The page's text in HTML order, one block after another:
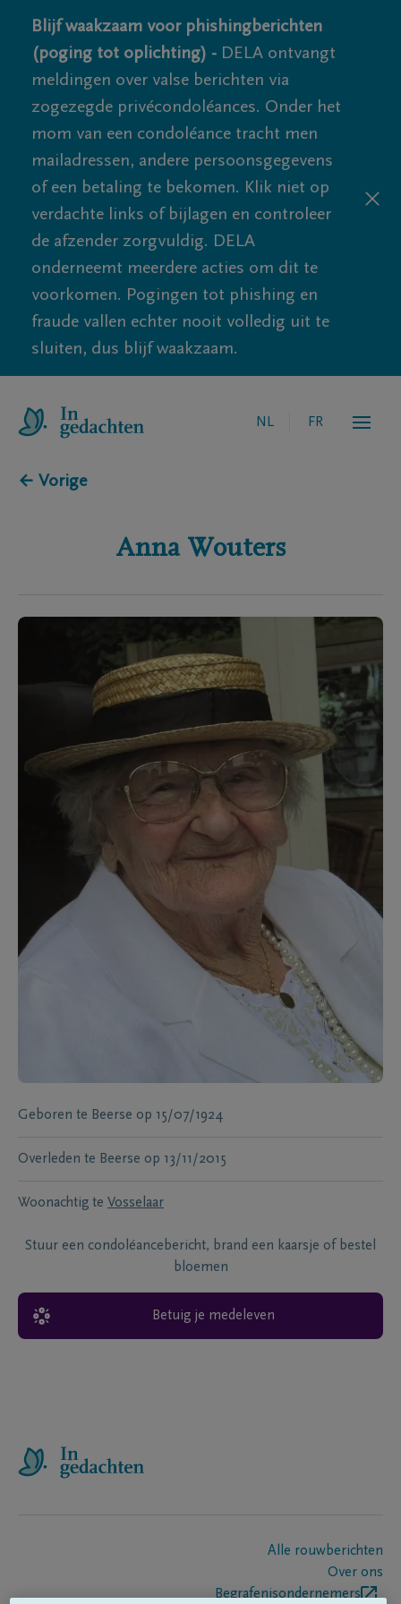
Blijf waakzaam voor phishingberichten
(poging tot oplichting) - DELA ontvangt
meldingen over valse berichten via
zogezegde privécondoléances. Onder het
mom van een condoléance tracht men
mailadressen, andere persoonsgegevens
of een betaling te bekomen. Klik niet op
verdachte links of bijlagen en controleer
de afzender zorgvuldig. DELA
onderneemt meerdere acties om dit te
voorkomen. Pogingen tot phishing en
fraude vallen echter nooit volledig uit te
sluiten, dus blijf waakzaam.
NL FR
← Vorige
Anna Wouters
Geboren te Beerse op 15/07/1924
Overleden te Beerse op 13/11/2015
Woonachtig te Vosselaar
Stuur een condoléancebericht, brand een kaarsje of bestel
bloemen
Betuig je medeleven
Alle rouwberichten
Over ons
Begrafenisondernemers